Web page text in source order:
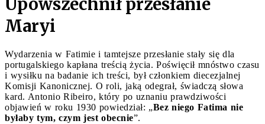
Upowszechnił przesłanie
Maryi
Wydarzenia w Fatimie i tamtejsze przesłanie stały się dla
portugalskiego kapłana treścią życia. Poświęcił mnóstwo czasu
i wysiłku na badanie ich treści, był członkiem diecezjalnej
Komisji Kanonicznej. O roli, jaką odegrał, świadczą słowa
kard. Antonio Ribeiro, który po uznaniu prawdziwości
objawień w roku 1930 powiedział: „Bez niego Fatima nie
byłaby tym, czym jest obecnie”.